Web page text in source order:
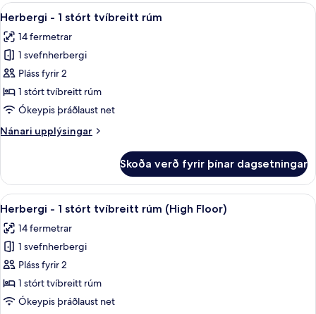
Skoða
allar
myndir
fyrir
Herbergi
-
1
tvíbreitt
Rúmföt af bestu gerð, rúm með
11
Herbergi - 1 stórt tvíbreitt rúm
14 fermetrar
1 svefnherbergi
Pláss fyrir 2
1 stórt tvíbreitt rúm
Ókeypis þráðlaust net
Nánari upplýsingar
Nánari
-
stórt
tvíbreitt
rúm
Skoða verð fyrir þínar dagsetningar
Skoða
allar
myndir
fyrir
Herbergi
-
1
Rúmföt af bestu gerð, rúm með
11
Herbergi - 1 stórt tvíbreitt rúm (High Floor)
14 fermetrar
1 svefnherbergi
Pláss fyrir 2
1 stórt tvíbreitt rúm
Ókeypis þráðlaust net